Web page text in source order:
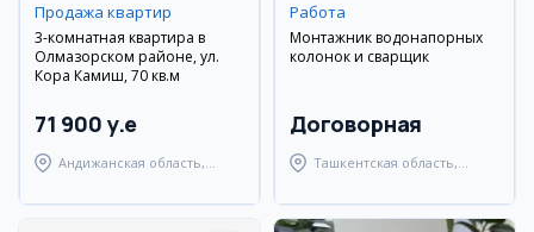
Продажа квартир
3-комнатная квартира в
Олмазорском районе, ул.
Кора Камиш, 70 кв.м
71 900 y.e
Андижанская область,
Работа
Монтажник водонапорных
колонок и сварщик
Договорная
Ташкентская область,